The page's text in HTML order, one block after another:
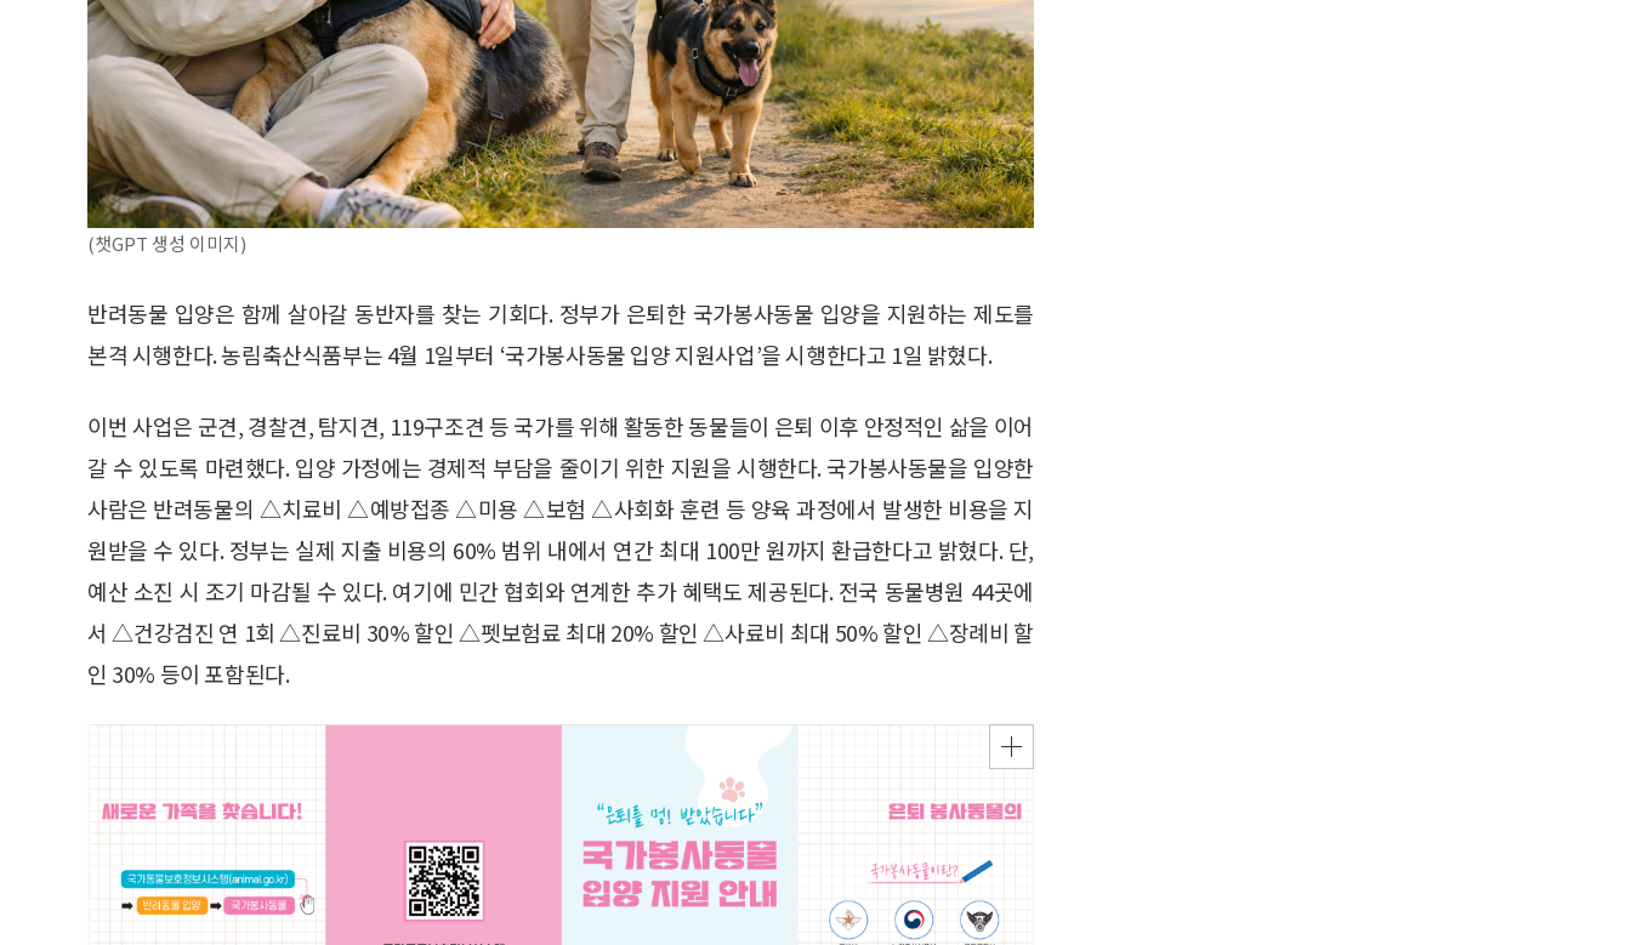
(챗GPT 생성 이미지)
반려동물 입양은 함께 살아갈 동반자를 찾는 기회다. 정부가 은퇴한 국가봉사동물 입양을 지원하는 제도를
본격 시행한다. 농림축산식품부는 4월 1일부터 ‘국가봉사동물 입양 지원사업’을 시행한다고 1일 밝혔다.
이번 사업은 군견, 경찰견, 탐지견, 119구조견 등 국가를 위해 활동한 동물들이 은퇴 이후 안정적인 삶을 이어
갈 수 있도록 마련했다. 입양 가정에는 경제적 부담을 줄이기 위한 지원을 시행한다. 국가봉사동물을 입양한
사람은 반려동물의 △치료비 △예방접종 △미용 △보험 △사회화 훈련 등 양육 과정에서 발생한 비용을 지
원받을 수 있다. 정부는 실제 지출 비용의 60% 범위 내에서 연간 최대 100만 원까지 환급한다고 밝혔다. 단,
예산 소진 시 조기 마감될 수 있다. 여기에 민간 협회와 연계한 추가 혜택도 제공된다. 전국 동물병원 44곳에
서 △건강검진 연 1회 △진료비 30% 할인 △펫보험료 최대 20% 할인 △사료비 최대 50% 할인 △장례비 할
인 30% 등이 포함된다.